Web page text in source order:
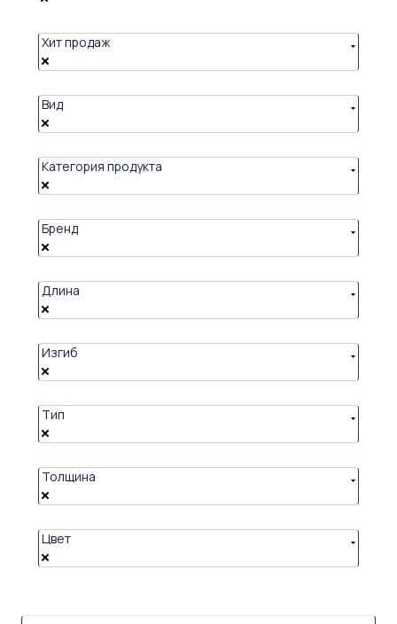
Хит продаж
Вид
Категория продукта
Бренд
Длина
Изгиб
Тип
Толщина
Цвет